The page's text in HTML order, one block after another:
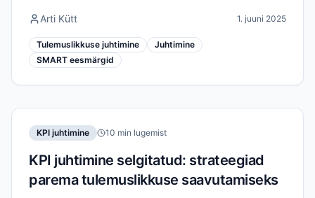
Arti Kütt
1. juuni 2025
Tulemuslikkuse juhtimine
Juhtimine
SMART eesmärgid
KPI juhtimine 10 min lugemist
KPI juhtimine selgitatud: strateegiad
parema tulemuslikkuse saavutamiseks